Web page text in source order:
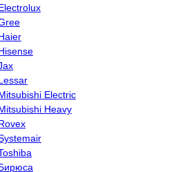
Electric
Heavy